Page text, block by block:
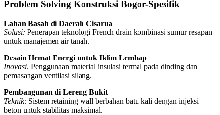
Problem Solving Konstruksi Bogor-Spesifik
Lahan Basah di Daerah Cisarua
Solusi: Penerapan teknologi French drain kombinasi sumur resapan
untuk manajemen air tanah.
Desain Hemat Energi untuk Iklim Lembap
Inovasi: Penggunaan material insulasi termal pada dinding dan
pemasangan ventilasi silang.
Pembangunan di Lereng Bukit
Teknik: Sistem retaining wall berbahan batu kali dengan injeksi
beton untuk stabilitas maksimal.